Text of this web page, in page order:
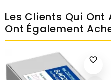
Les Clients Qui
Ont Également
favorite_border